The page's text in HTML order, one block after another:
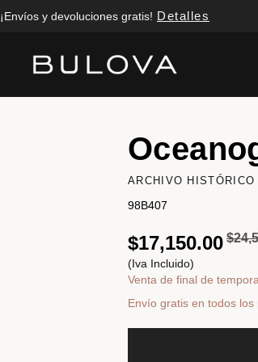
¡Envíos y devoluciones gratis! Detalles
ARCHIVO HISTÓRICO
98B407
$17,150.00
(Iva Incluido)
Venta de final de
Envío gratis en todos los
Added to Manage Wishlist